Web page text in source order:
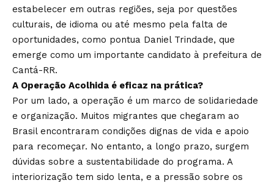
estabelecer em outras regiões, seja por questões
culturais, de idioma ou até mesmo pela falta de
oportunidades, como pontua Daniel Trindade, que
emerge como um importante candidato à prefeitura de
Cantá-RR.
A Operação Acolhida é eficaz na prática?
Por um lado, a operação é um marco de solidariedade
e organização. Muitos migrantes que chegaram ao
Brasil encontraram condições dignas de vida e apoio
para recomeçar. No entanto, a longo prazo, surgem
dúvidas sobre a sustentabilidade do programa. A
interiorização tem sido lenta, e a pressão sobre os